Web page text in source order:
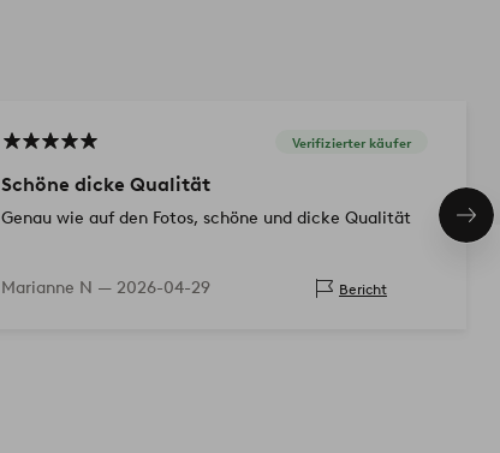
Verifizierter käufer
Schöne dicke Qualität
Genau wie auf den Fotos, schöne und dicke Qualität
Marianne N — 2026-04-29 Bericht